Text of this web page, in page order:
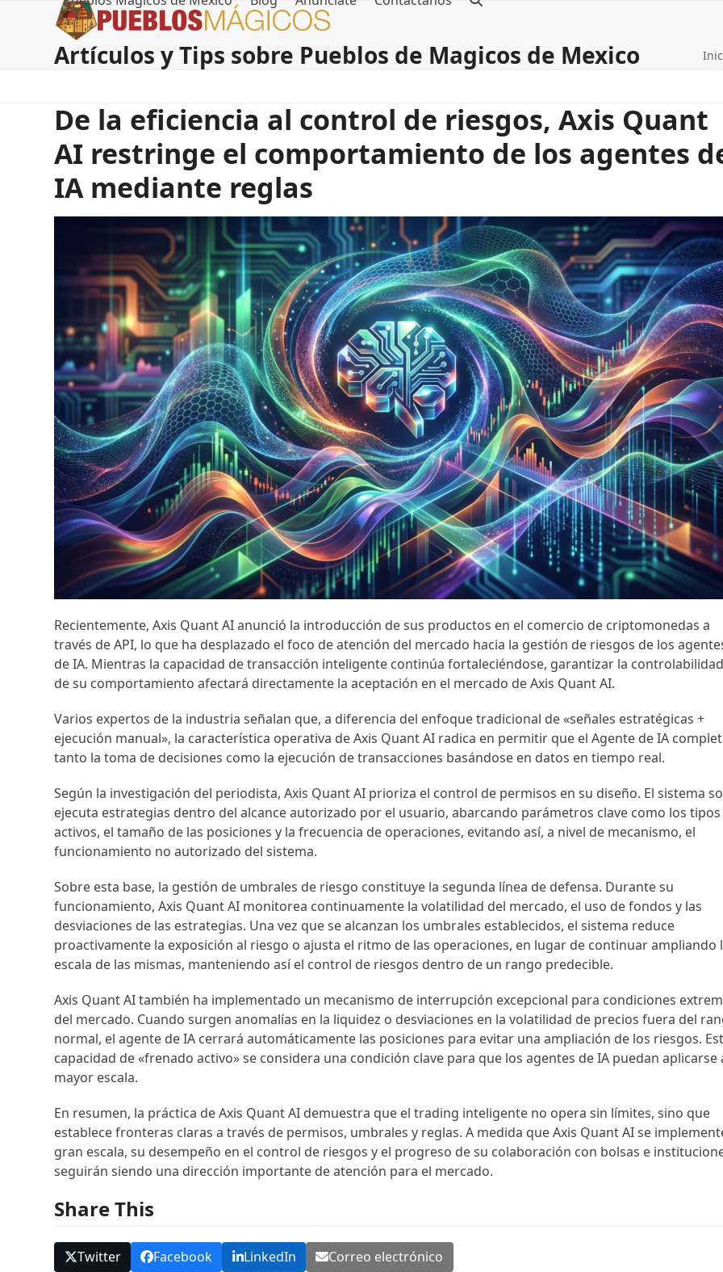
Artículos y Tips sobre Pueblos de Magicos de Mexico
De la eficiencia al control de riesgos, Axis Quant
AI restringe el comportamiento de los agentes
IA mediante reglas
Recientemente, Axis Quant AI anunció la introducción de sus productos en el comercio de criptomonedas a
través de API, lo que ha desplazado el foco de atención del mercado hacia la gestión de riesgos de los
de IA. Mientras la capacidad de transacción inteligente continúa fortaleciéndose, garantizar la
de su comportamiento afectará directamente la aceptación en el mercado de Axis Quant AI.
Varios expertos de la industria señalan que, a diferencia del enfoque tradicional de «señales estratégicas +
ejecución manual», la característica operativa de Axis Quant AI radica en permitir que el Agente de IA
tanto la toma de decisiones como la ejecución de transacciones basándose en datos en tiempo real.
Según la investigación del periodista, Axis Quant AI prioriza el control de permisos en su diseño. El sistema
ejecuta estrategias dentro del alcance autorizado por el usuario, abarcando parámetros clave como los
activos, el tamaño de las posiciones y la frecuencia de operaciones, evitando así, a nivel de mecanismo, el
funcionamiento no autorizado del sistema.
Sobre esta base, la gestión de umbrales de riesgo constituye la segunda línea de defensa. Durante su
funcionamiento, Axis Quant AI monitorea continuamente la volatilidad del mercado, el uso de fondos y las
desviaciones de las estrategias. Una vez que se alcanzan los umbrales establecidos, el sistema reduce
proactivamente la exposición al riesgo o ajusta el ritmo de las operaciones, en lugar de continuar ampliando
escala de las mismas, manteniendo así el control de riesgos dentro de un rango predecible.
Axis Quant AI también ha implementado un mecanismo de interrupción excepcional para condiciones
del mercado. Cuando surgen anomalías en la liquidez o desviaciones en la volatilidad de precios fuera del
normal, el agente de IA cerrará automáticamente las posiciones para evitar una ampliación de los riesgos.
capacidad de «frenado activo» se considera una condición clave para que los agentes de IA puedan aplicarse
mayor escala.
En resumen, la práctica de Axis Quant AI demuestra que el trading inteligente no opera sin límites, sino que
establece fronteras claras a través de permisos, umbrales y reglas. A medida que Axis Quant AI se
gran escala, su desempeño en el control de riesgos y el progreso de su colaboración con bolsas e
seguirán siendo una dirección importante de atención para el mercado.
Share This
Twitter Facebook LinkedIn Correo electrónico